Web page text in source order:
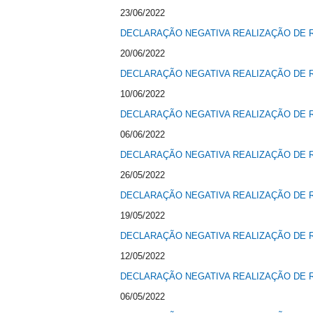
23/06/2022
DECLARAÇÃO NEGATIVA REALIZAÇÃO DE
20/06/2022
DECLARAÇÃO NEGATIVA REALIZAÇÃO DE
10/06/2022
DECLARAÇÃO NEGATIVA REALIZAÇÃO DE
06/06/2022
DECLARAÇÃO NEGATIVA REALIZAÇÃO DE
26/05/2022
DECLARAÇÃO NEGATIVA REALIZAÇÃO DE
19/05/2022
DECLARAÇÃO NEGATIVA REALIZAÇÃO DE
12/05/2022
DECLARAÇÃO NEGATIVA REALIZAÇÃO DE
06/05/2022